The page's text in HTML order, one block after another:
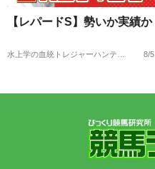
【レパードS】勢いか実績か
8/5